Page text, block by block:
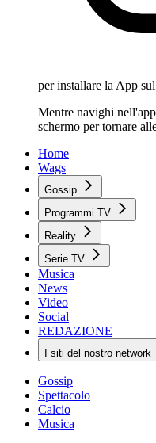
per installare la App
Mentre navighi
schermo per tornare
Home
Wags
Gossip
Programmi TV
Reality
Serie TV
Musica
News
Video
Social
REDAZIONE
I siti del nostro network
Gossip
Spettacolo
Calcio
Musica